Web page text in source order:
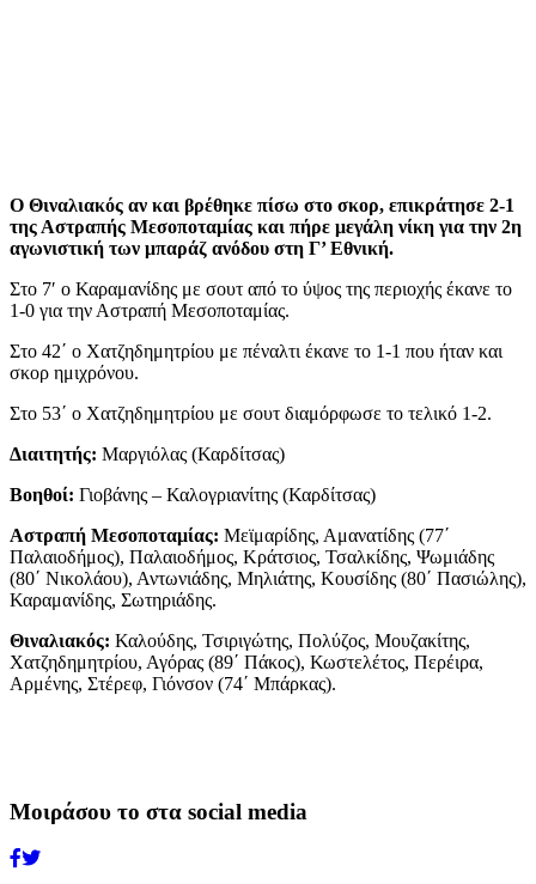
Ο Θιναλιακός αν και βρέθηκε πίσω στο σκορ, επικράτησε 2-1
της Αστραπής Μεσοποταμίας και πήρε μεγάλη νίκη για την 2η
αγωνιστική των μπαράζ ανόδου στη Γ’ Εθνική.
Στο 7′ ο Καραμανίδης με σουτ από το ύψος της περιοχής έκανε το
1-0 για την Αστραπή Μεσοποταμίας.
Στο 42΄ ο Χατζηδημητρίου με πέναλτι έκανε το 1-1 που ήταν και
σκορ ημιχρόνου.
Στο 53΄ ο Χατζηδημητρίου με σουτ διαμόρφωσε το τελικό 1-2.
Διαιτητής: Μαργιόλας (Καρδίτσας)
Βοηθοί: Γιοβάνης – Καλογριανίτης (Καρδίτσας)
Αστραπή Μεσοποταμίας: Μεϊμαρίδης, Αμανατίδης (77΄
Παλαιοδήμος), Παλαιοδήμος, Κράτσιος, Τσαλκίδης, Ψωμιάδης
(80΄ Νικολάου), Αντωνιάδης, Μηλιάτης, Κουσίδης (80΄ Πασιώλης),
Καραμανίδης, Σωτηριάδης.
Θιναλιακός: Καλούδης, Τσιριγώτης, Πολύζος, Μουζακίτης,
Χατζηδημητρίου, Αγόρας (89΄ Πάκος), Κωστελέτος, Περέιρα,
Αρμένης, Στέρεφ, Γιόνσον (74΄ Μπάρκας).
Μοιράσου το στα social media